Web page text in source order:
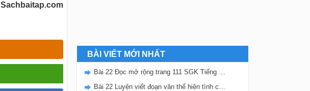
Sachbaitap.com
BÀI VIẾT MỚI NHẤT
Bài 22 Đọc mở rộng trang 111 SGK Tiếng Việt 5 Kết nối tri thức tập 2
Bài 22 Luyện viết đoạn văn thể hiện tình cảm, cảm xúc về một sự việc trang 111 SGK Tiếng Việt 5 Kết nối tri thức tập 2